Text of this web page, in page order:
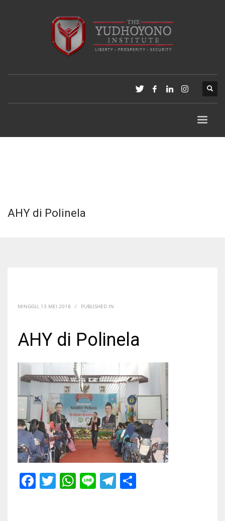
AHY di Polinela
MINGGU, 13 MEI 2018 / PUBLISHED IN
AHY di Polinela
Facebook
Twitter
WhatsApp
LineTelegram